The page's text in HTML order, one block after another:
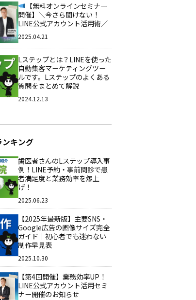
【無料オンラインセミナー
開催】＼今さら聞けない！
LINE公式アカウント活用術／
2025.04.21
Lステップとは？LINEを使った
自動集客マーケティングツー
ルです。Lステップのよくある
質問をまとめて解説
2024.12.13
ンキング
歯医者さんのLステップ導入事
例！LINE予約・事前問診で患
者満足度と業務効率を爆上
げ！
2025.06.23
【2025年最新版】主要SNS・
Google広告の画像サイズ完全
ガイド｜初心者でも迷わない
制作早見表
2025.10.30
【第4回開催】業務効率UP！
LINE公式アカウント活用セミ
ナー開催のお知らせ